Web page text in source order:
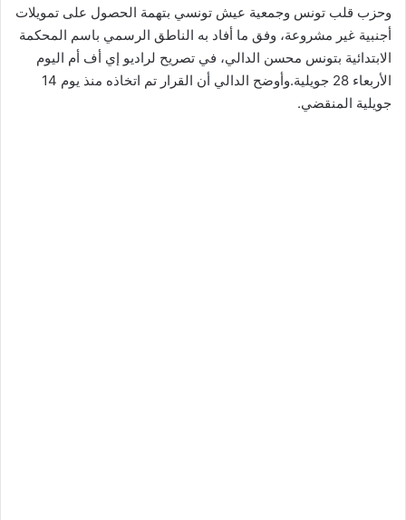
وحزب قلب تونس وجمعية عيش تونسي بتهمة الحصول على تمويلات
أجنبية غير مشروعة، وفق ما أفاد به الناطق الرسمي باسم المحكمة
الابتدائية بتونس محسن الدالي، في تصريح لراديو إي أف أم اليوم
الأربعاء 28 جويلية.وأوضح الدالي أن القرار تم اتخاذه منذ يوم 14
جويلية المنقضي.